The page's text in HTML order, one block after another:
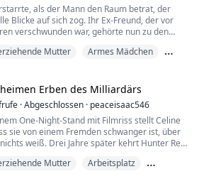
dass er einer der gefährlichsten,
Männer der Stadt ist.
eine...
als der Mann den Raum betrat, der
Blicke auf sich zog. Ihr Ex-Freund, der vor
verschwunden war, gehörte nun zu den
mit keinem Wort erwähnt – und war
verschwiegen hatte, um sie zu testen...
Mutter
Armes Mädchen
Erben des Milliardärs
·Abgeschlossen · peaceisaac546
One-Night-Stand mit Filmriss stellt Celine
sie von einem Fremden schwanger ist, über
weiß. Drei Jahre später kehrt Hunter Reid
Mutter
Arbeitsplatz